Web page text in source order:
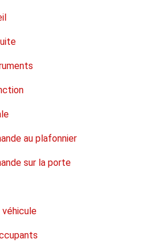
au plafonnier
sur la porte
véhicule